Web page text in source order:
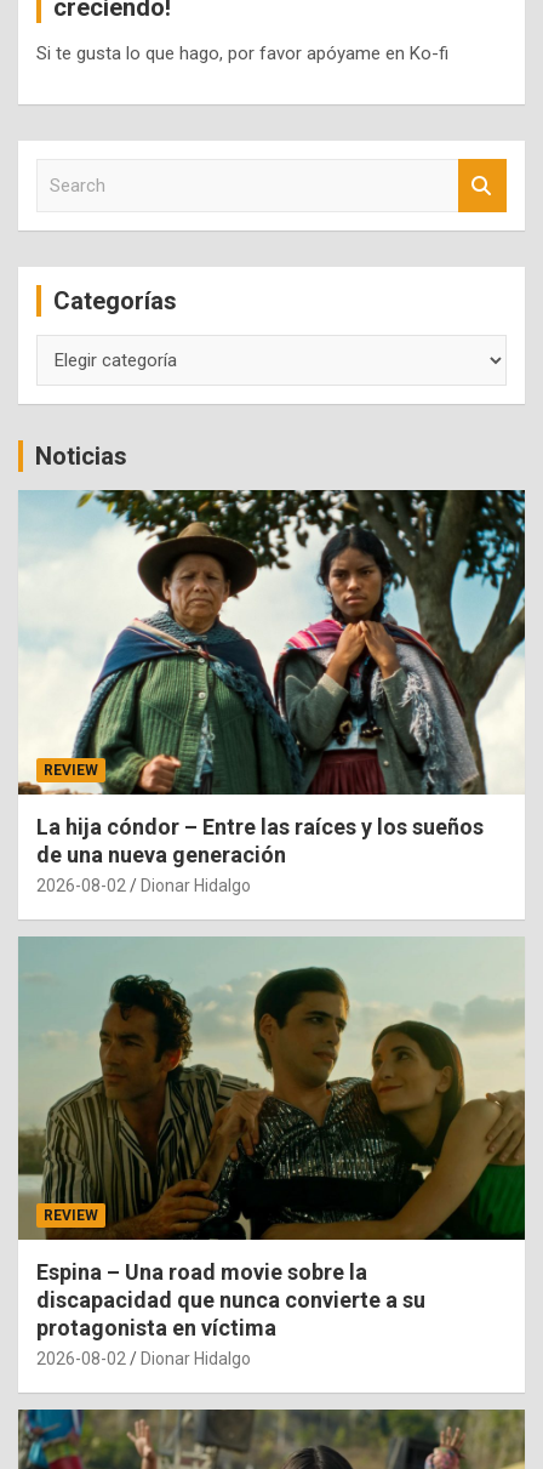
creciendo!
Si te gusta lo que hago, por favor apóyame en Ko-fi
c
Categorías
Noticias
REVIEW
La hija cóndor – Entre las raíces y los sueños
de una nueva generación
2026-08-02 Dionar Hidalgo
REVIEW
Espina – Una road movie sobre la
discapacidad que nunca convierte a su
protagonista en víctima
2026-08-02 Dionar Hidalgo